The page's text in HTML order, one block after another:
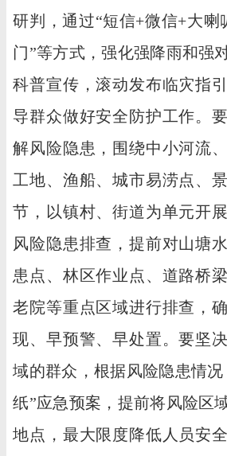
研判，通过“短信+微信+大喇
门”等方式，强化强降雨和强
科普宣传，滚动发布临灾指
导群众做好安全防护工作。
解风险隐患，围绕中小河流
工地、渔船、城市易涝点、
节，以镇村、街道为单元开
风险隐患排查，提前对山塘
患点、林区作业点、道路桥
老院等重点区域进行排查，
现、早预警、早处置。要坚
域的群众，根据风险隐患情
纸”应急预案，提前将风险区
地点，最大限度降低人员安